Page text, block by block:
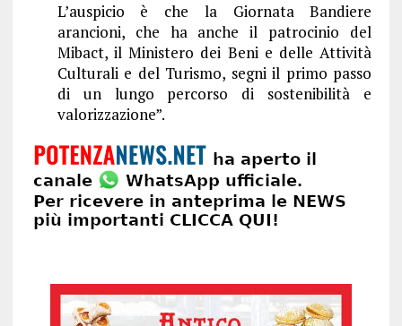
L’auspicio è che la Giornata Bandiere
arancioni, che ha anche il patrocinio del
Mibact, il Ministero dei Beni e delle Attività
Culturali e del Turismo, segni il primo passo
di un lungo percorso di sostenibilità e
valorizzazione”.